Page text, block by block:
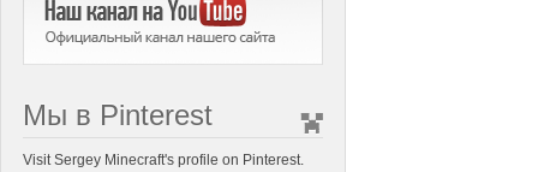
Мы в Pinterest
Visit Sergey Minecraft's profile on Pinterest.